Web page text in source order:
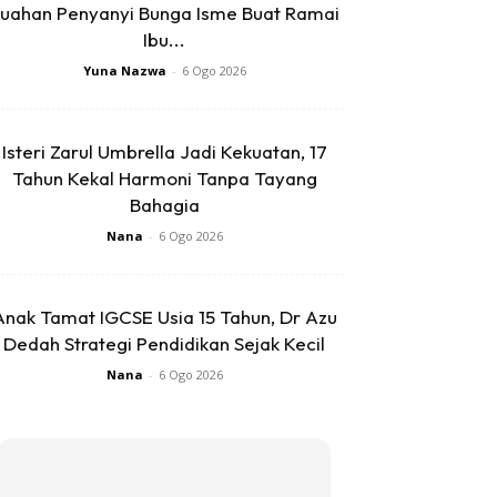
Penyanyi Bunga Isme Buat Ramai
Ibu...
Yuna Nazwa - 6 Ogo 2026
Isteri Zarul Umbrella Jadi Kekuatan, 17
Tahun Kekal Harmoni Tanpa Tayang
Bahagia
Nana - 6 Ogo 2026
Tamat IGCSE Usia 15 Tahun, Dr Azu
Dedah Strategi Pendidikan Sejak Kecil
Nana - 6 Ogo 2026